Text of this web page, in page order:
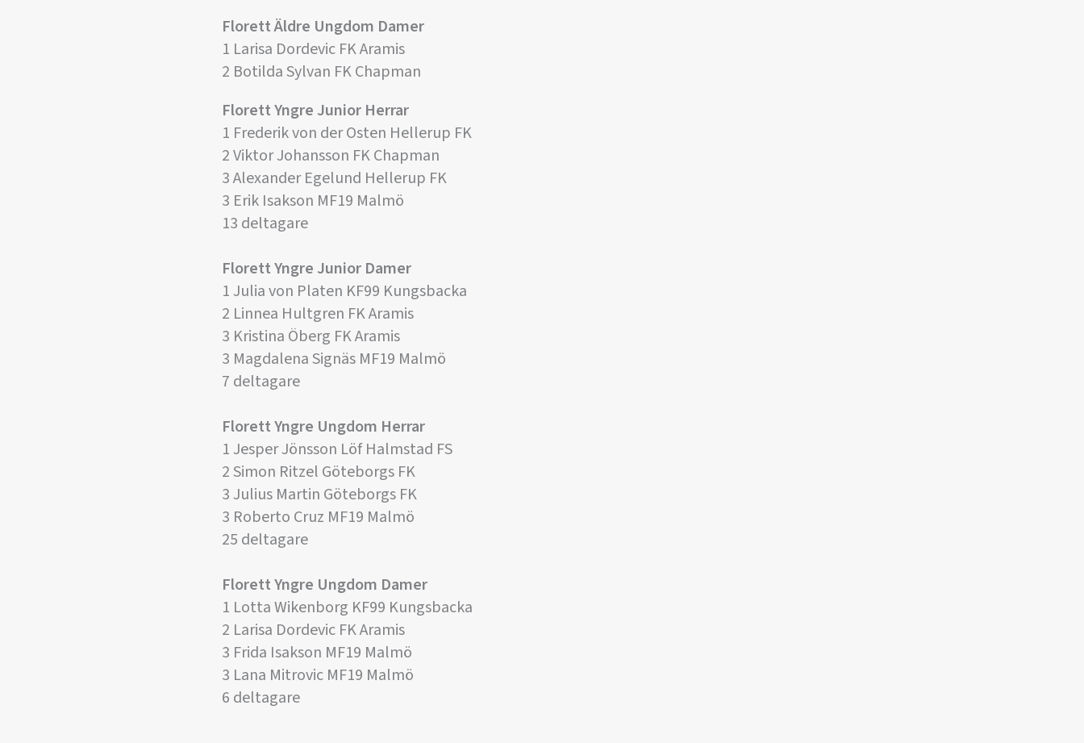
Florett Äldre Ungdom Damer
1 Larisa Dordevic FK Aramis
2 Botilda Sylvan FK Chapman
Florett Yngre Junior Herrar
1 Frederik von der Osten Hellerup FK
2 Viktor Johansson FK Chapman
3 Alexander Egelund Hellerup FK
3 Erik Isakson MF19 Malmö
13 deltagare
Florett Yngre Junior Damer
1 Julia von Platen KF99 Kungsbacka
2 Linnea Hultgren FK Aramis
3 Kristina Öberg FK Aramis
3 Magdalena Signäs MF19 Malmö
7 deltagare
Florett Yngre Ungdom Herrar
1 Jesper Jönsson Löf Halmstad FS
2 Simon Ritzel Göteborgs FK
3 Julius Martin Göteborgs FK
3 Roberto Cruz MF19 Malmö
25 deltagare
Florett Yngre Ungdom Damer
1 Lotta Wikenborg KF99 Kungsbacka
2 Larisa Dordevic FK Aramis
3 Frida Isakson MF19 Malmö
3 Lana Mitrovic MF19 Malmö
6 deltagare